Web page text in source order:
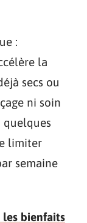
:
la
secs ou
ni soin
quelques
limiter
semaine
les bienfaits